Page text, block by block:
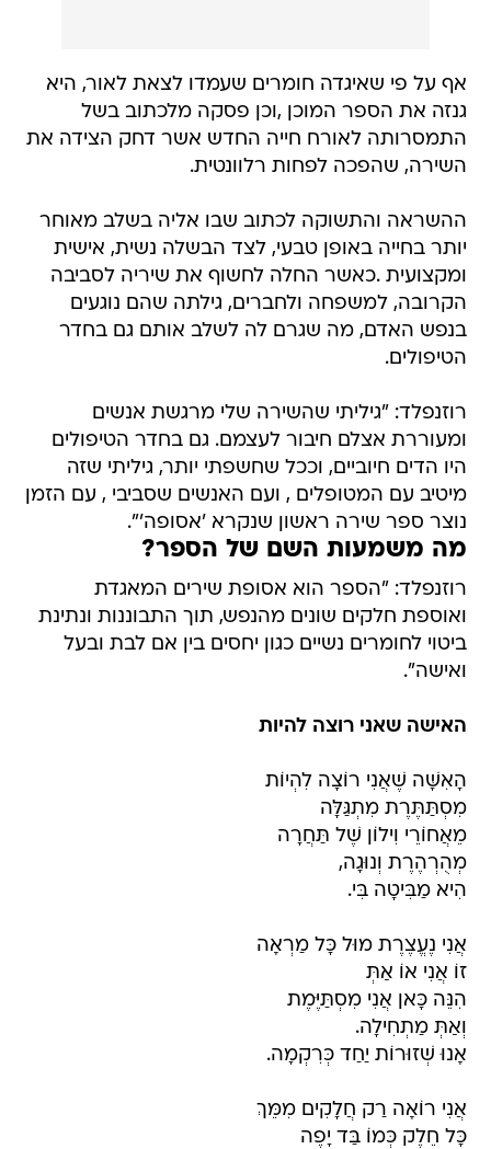
אף על פי שאיגדה חומרים שעמדו לצאת לאור, היא
גנזה את הספר המוכן ,וכן פסקה מלכתוב בשל
התמסרותה לאורח חייה החדש אשר דחק הצידה את
השירה, שהפכה לפחות רלוונטית.
ההשראה והתשוקה לכתוב שבו אליה בשלב מאוחר
יותר בחייה באופן טבעי, לצד הבשלה נשית, אישית
ומקצועית .כאשר החלה לחשוף את שיריה לסביבה
הקרובה, למשפחה ולחברים, גילתה שהם נוגעים
בנפש האדם, מה שגרם לה לשלב אותם גם בחדר
הטיפולים.
רוזנפלד: "גיליתי שהשירה שלי מרגשת אנשים
ומעוררת אצלם חיבור לעצמם. גם בחדר הטיפולים
היו הדים חיוביים, וככל שחשפתי יותר, גיליתי שזה
מיטיב עם המטופלים , ועם האנשים שסביבי , עם הזמן
נוצר ספר שירה ראשון שנקרא 'אסופה'".
מה משמעות השם של הספר?
רוזנפלד: "הספר הוא אסופת שירים המאגדת
ואוספת חלקים שונים מהנפש, תוך התבוננות ונתינת
ביטוי לחומרים נשיים כגון יחסים בין אם לבת ובעל
ואישה".
האישה שאני רוצה להיות
הָאִשָּׁה שֶׁאֲנִי רוֹצָה לִהְיוֹת
מִסְתַּתֶּרֶת מִתְגַּלָּה
מֵאֲחוֹרֵי וִילוֹן שֶׁל תַּחֲרָה
מְהֻרְהֶרֶת וְנוּגָה,
הִיא מַבִּיטָה בִּי.
אֲנִי נֶעֱצֶרֶת מוּל כָּל מַרְאָה
זוֹ אֲנִי אוֹ אַתְּ
הִנֵּה כָּאן אֲנִי מִסְתַּיֶּמֶת
וְאַתְּ מַתְחִילָה.
אָנוּ שְׁזוּרוֹת יַחַד כְּרִקְמָה.
אֲנִי רוֹאָה רַק חֲלָקִים מִמֵּךְ
כָּל חֵלֶק כְּמוֹ בַּד יָפֶה